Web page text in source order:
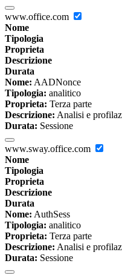
www.office.com
Nome
Tipologia
Proprieta
Descrizione
Durata
Nome: AADNonce
Tipologia: analitico
Proprieta: Terza parte
Descrizione: Analisi e
Durata: Sessione
www.sway.office.com
Nome
Tipologia
Proprieta
Descrizione
Durata
Nome: AuthSess
Tipologia: analitico
Proprieta: Terza parte
Descrizione: Analisi e
Durata: Sessione